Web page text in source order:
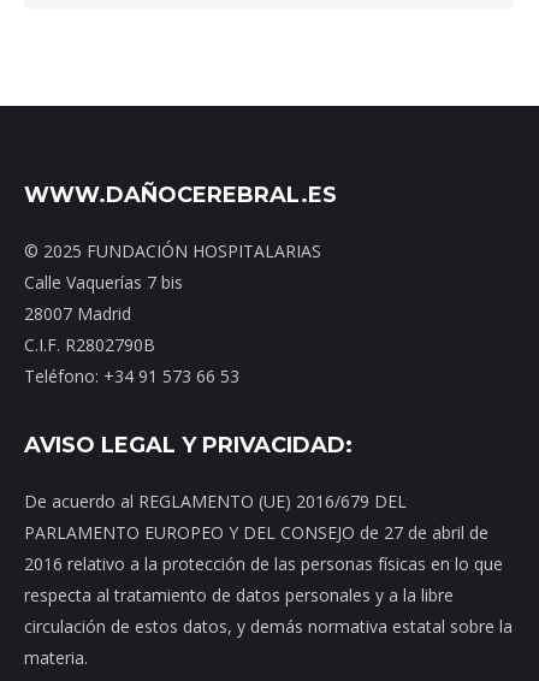
WWW.DAÑOCEREBRAL.ES
© 2025 FUNDACIÓN HOSPITALARIAS
Calle Vaquerías 7 bis
28007 Madrid
C.I.F. R2802790B
Teléfono: +34 91 573 66 53
AVISO LEGAL Y PRIVACIDAD:
De acuerdo al REGLAMENTO (UE) 2016/679 DEL
PARLAMENTO EUROPEO Y DEL CONSEJO de 27 de abril de
2016 relativo a la protección de las personas físicas en lo que
respecta al tratamiento de datos personales y a la libre
circulación de estos datos, y demás normativa estatal sobre la
materia.